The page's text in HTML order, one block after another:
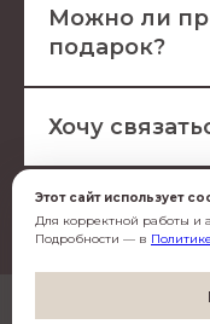
Этот сайт использует
Для корректной работы и
Подробности — в
Можно ли
подарок?
Хочу